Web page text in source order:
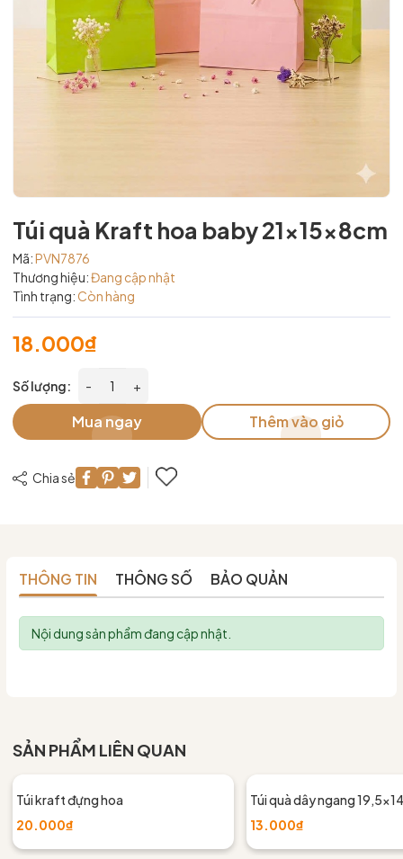
Túi quà Kraft hoa baby 21x15x8cm
Mã:PVN7876
Thương hiệu:Đang cập nhật
Tình trạng:Còn hàng
18.000₫
Số lượng: - +
Mua ngay Thêm vào giỏ
Chia sẻ
THÔNG TIN THÔNG SỐ BẢO QUẢN
Nội dung sản phẩm đang cập nhật.
SẢN PHẨM LIÊN QUAN
Túi kraft đựng hoa
20.000₫
Túi quà dây ngang
13.000₫